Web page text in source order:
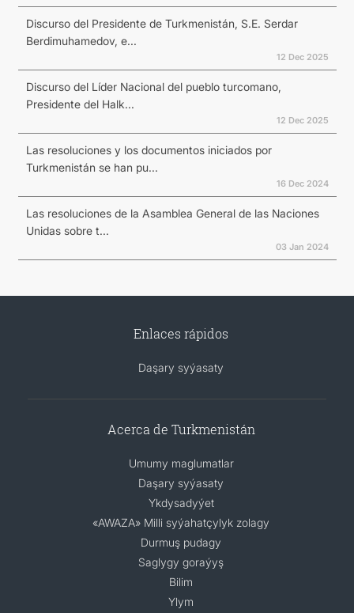
Discurso del Presidente de Turkmenistán, S.E. Serdar
Berdimuhamedov, e...
12 Dec 2025
Discurso del Líder Nacional del pueblo turcomano,
Presidente del Halk...
12 Dec 2025
Las resoluciones y los documentos iniciados por
Turkmenistán se han pu...
16 Dec 2024
Las resoluciones de la Asamblea General de las Naciones
Unidas sobre t...
03 Jan 2024
Enlaces rápidos
Daşary syýasaty
Acerca de Turkmenistán
Umumy maglumatlar
Daşary syýasaty
Ykdysadyýet
«AWAZA» Milli syýahatçylyk zolagy
Durmuş pudagy
Saglygy goraýyş
Bilim
Ylym